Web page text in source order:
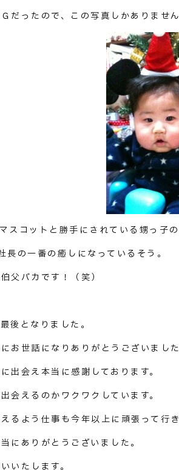
だったので、この写真しかありませ
スコットと勝手にされている甥っ子の
の一番の癒しになっているそう。
父バカです！（笑）
後となりました。
お世話になりありがとうございました
出会え本当に感謝しております。
会えるのかワクワクしています。
るよう仕事も今年以上に頑張って行き
にありがとうございました。
いたします。